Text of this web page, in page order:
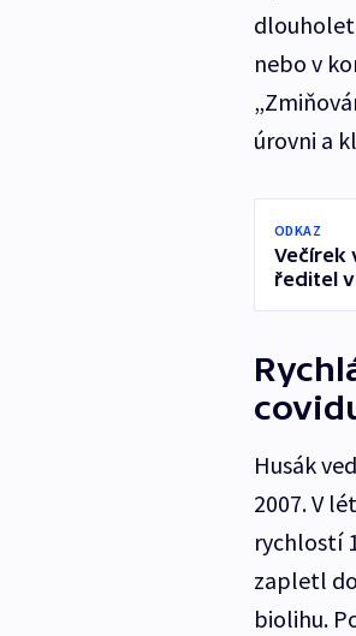
nebo v
úrovni a
ODKAZ
Večírek
ředitel
Husák
2007. V
rychlostí
zapletl
biolihu.